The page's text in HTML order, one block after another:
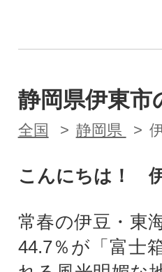
静岡県伊東市
全国 静岡県
こんにちは！
常春の伊豆・東
44.7％が「富士